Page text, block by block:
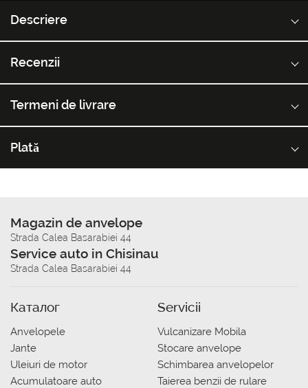
Descriere
Recenzii
Termeni de livrare
Plată
Magazin de anvelope
Strada Calea Basarabiei 44
Service auto in Chisinau
Strada Calea Basarabiei 44
Каталог
Anvelopele
Jante
Uleiuri de motor
Acumulatoare auto
Servicii
Vulcanizare Mobila
Stocare anvelope
Schimbarea anvelopelor
Taierea benzii de rulare